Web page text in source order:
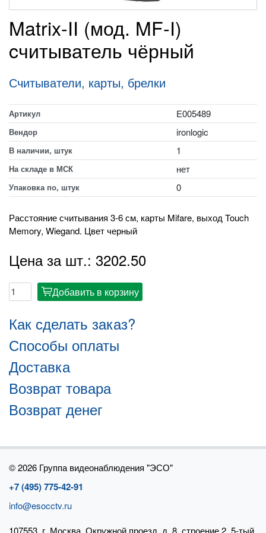
Matrix-II (мод. MF-I)
cчитыватель чёрный
Считыватели, карты, брелки
Артикул E005489
Вендор ironlogic
В наличии, штук 1
На складе в МСК нет
Упаковка по, штук 0
Расстояние считывания 3-6 см, карты Mifare, выход Touch
Memory, Wiegand. Цвет черный
Цена за шт.: 3202.50
cartДобавить в корзину
Как сделать заказ?
Способы оплаты
Доставка
Возврат товара
Возврат денег
©2026 Группа видеонаблюдения "ЭСО"
+7 (495) 775-42-91
info@esocctv.ru
107553, г. Москва, Окружной проезд, д. 8, строение 2, 5-тый